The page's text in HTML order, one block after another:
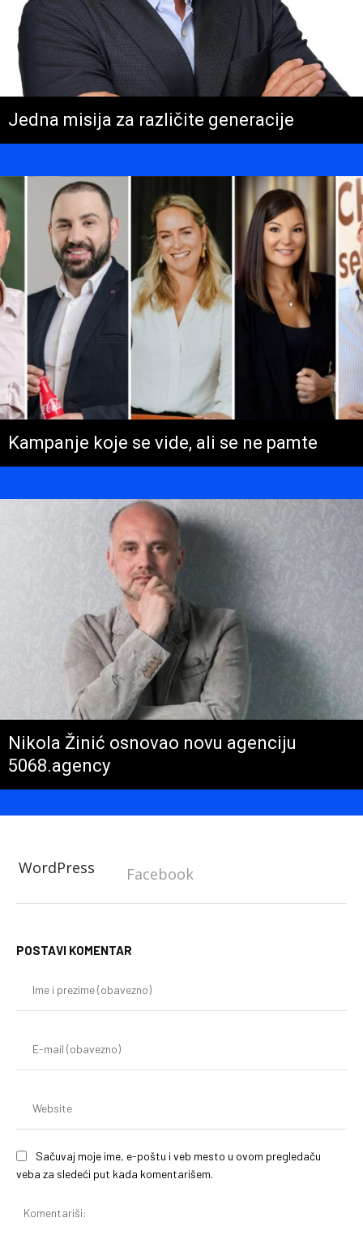
Jedna misija za različite generacije
Kampanje koje se vide, ali se ne pamte
Nikola Žinić osnovao novu agenciju
5068.agency
WordPress Facebook
POSTAVI KOMENTAR
Sačuvaj moje ime, e-poštu i veb mesto u ovom pregledaču
veba za sledeći put kada komentarišem.